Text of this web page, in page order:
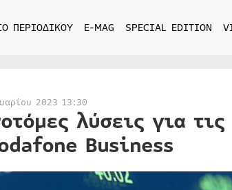
ΠΕΡΙΟΔΙΚΟΥ E-MAG SPECIAL EDITION
2023 13:30
λύσεις για
Business